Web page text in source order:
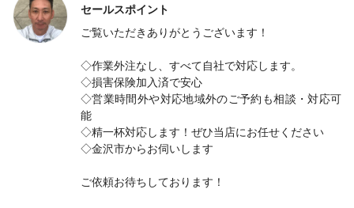
セールスポイント
ご覧いただきありがとうございます！
◇作業外注なし、すべて自社で対応します。
◇損害保険加入済で安心
◇営業時間外や対応地域外のご予約も相談・対応可
能
◇精一杯対応します！ぜひ当店にお任せください
◇金沢市からお伺いします
ご依頼お待ちしております！